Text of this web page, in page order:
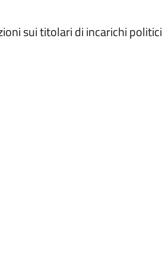
sui titolari di incarichi politici